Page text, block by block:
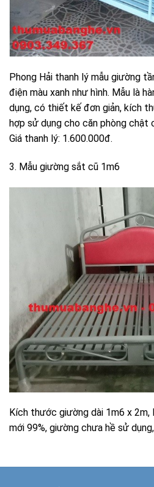
Phong Hải thanh lý mẫu giường
điện màu xanh như hình. Mẫu là
dụng, có thiết kế đơn giản, kích
hợp sử dụng cho căn phòng chật
Giá thanh lý: 1.600.000đ.
3. Mẫu giường sắt cũ 1m6
Kích thước giường dài 1m6 x
mới 99%, giường chưa hề sử